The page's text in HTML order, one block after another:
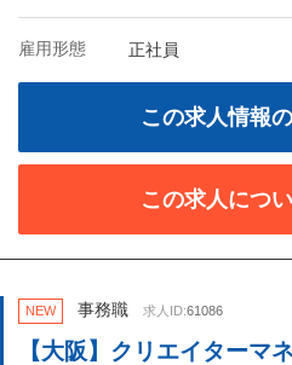
雇用形態 正社員
この求人情報
この求人につ
NEW 事務職 求人ID:61086
【大阪】クリエイターマ